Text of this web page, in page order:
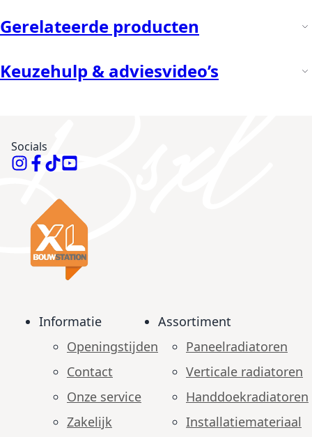
Gerelateerde producten
Keuzehulp & adviesvideo’s
Socials
Informatie
Openingstijden
Contact
Onze service
Zakelijk
Assortiment
Paneelradiatoren
Verticale radiatoren
Handdoekradiatoren
Installatiemateriaal